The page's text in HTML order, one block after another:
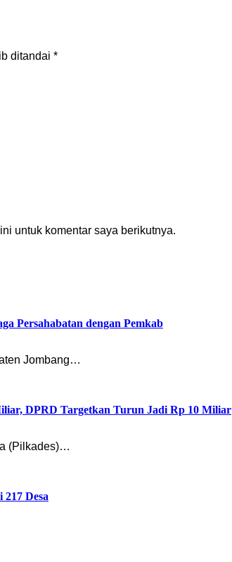
ditandai *
untuk komentar saya berikutnya.
Persahabatan dengan Pemkab
Jombang…
DPRD Targetkan Turun Jadi Rp 10 Miliar
(Pilkades)…
Desa